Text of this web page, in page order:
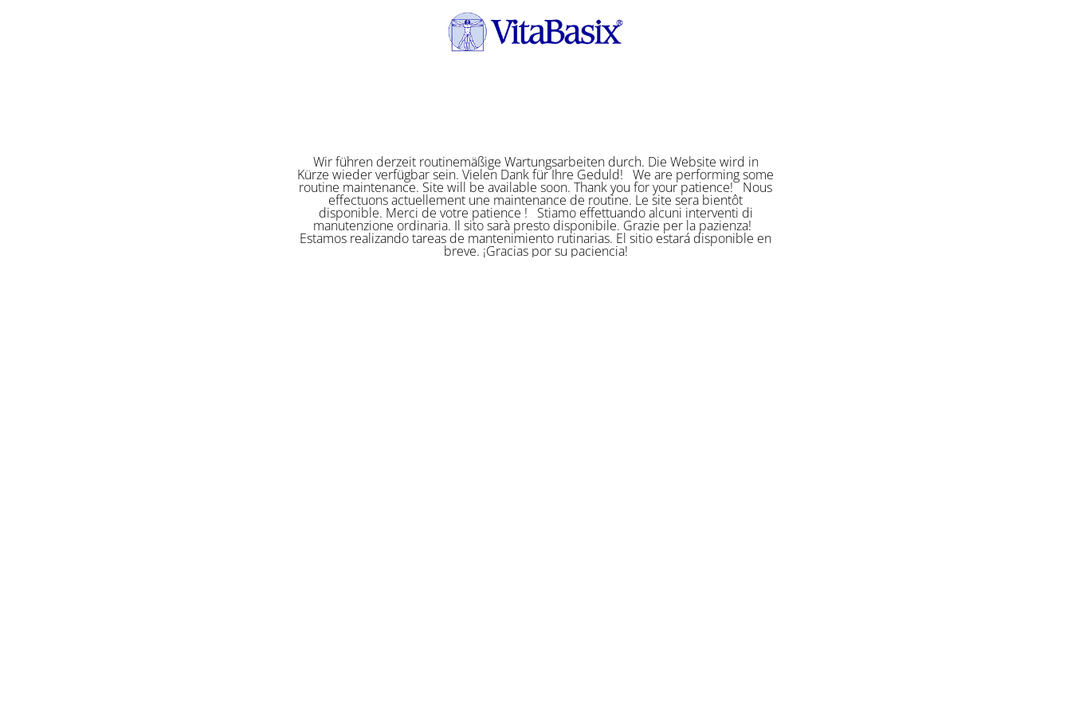
Wir führen derzeit routinemäßige Wartungsarbeiten durch. Die Website wird in
Kürze wieder verfügbar sein. Vielen Dank für Ihre Geduld! We are performing some
routine maintenance. Site will be available soon. Thank you for your patience! Nous
effectuons actuellement une maintenance de routine. Le site sera bientôt
disponible. Merci de votre patience ! Stiamo effettuando alcuni interventi di
manutenzione ordinaria. Il sito sarà presto disponibile. Grazie per la pazienza!
Estamos realizando tareas de mantenimiento rutinarias. El sitio estará disponible en
breve. ¡Gracias por su paciencia!